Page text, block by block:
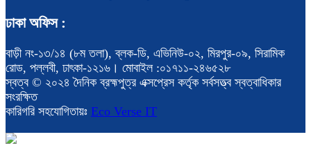
ঢাকা অফিস :
বাড়ী নং-১৩/১৪ (৮ম তলা), ব্লক-ডি, এভিনিউ-০২, মিরপুর-০৯, সিরামিক
রোড, পল্লবী, ঢাৎকা-১২১৬। মোবাইল :০১৭১১-২৪৬৫২৮
স্বত্ব © ২০২৪ দৈনিক ব্রহ্মপুত্র এক্সপ্রেস কর্তৃক সর্বসত্ত্ব স্বত্বাধিকার
সংরক্ষিত
কারিগরি সহযোগিতায়ঃ Eco Verse IT